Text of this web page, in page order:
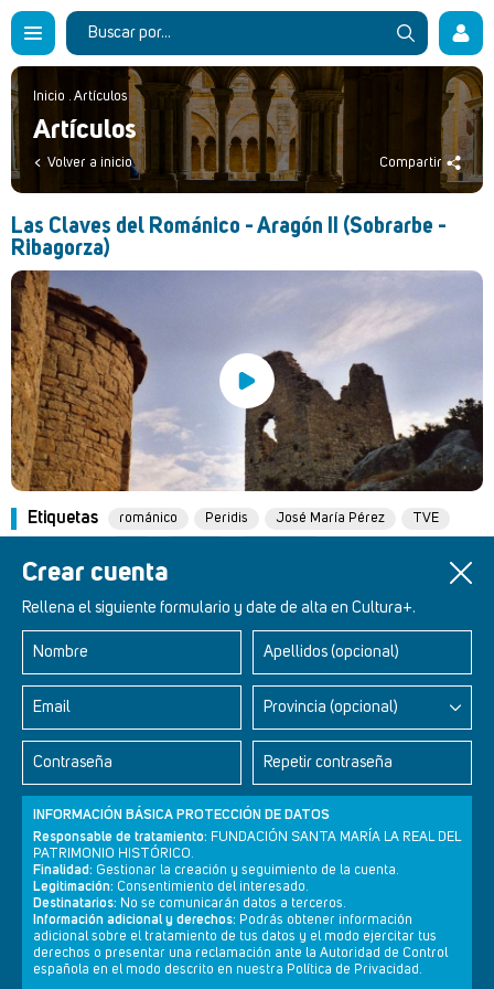
Crear cuenta
Rellena el siguiente formulario y date de alta en Cultura+.
Nombre Apellidos (opcional)
Email Provincia (opcional)
Contraseña Repetir contraseña
INFORMACIÓN BÁSICA PROTECCIÓN DE DATOS
Responsable de tratamiento: FUNDACIÓN SANTA MARÍA LA REAL DEL
PATRIMONIO HISTÓRICO.
Finalidad: Gestionar la creación y seguimiento de la cuenta.
Legitimación: Consentimiento del interesado.
Destinatarios: No se comunicarán datos a terceros.
Información adicional y derechos: Podrás obtener información
adicional sobre el tratamiento de tus datos y el modo ejercitar tus
derechos o presentar una reclamación ante la Autoridad de Control
española en el modo descrito en nuestra Política de Privacidad.
Inicio . Artículos
Artículos
Volver a inicio Compartir
Las Claves del Románico - Aragón II (Sobrarbe -
Ribagorza)
Etiquetas románico Peridis José María Pérez
TVE
Retablos Renacentistas Este de León
Newsletter Aviso legal Política de privacidad Política de cookies